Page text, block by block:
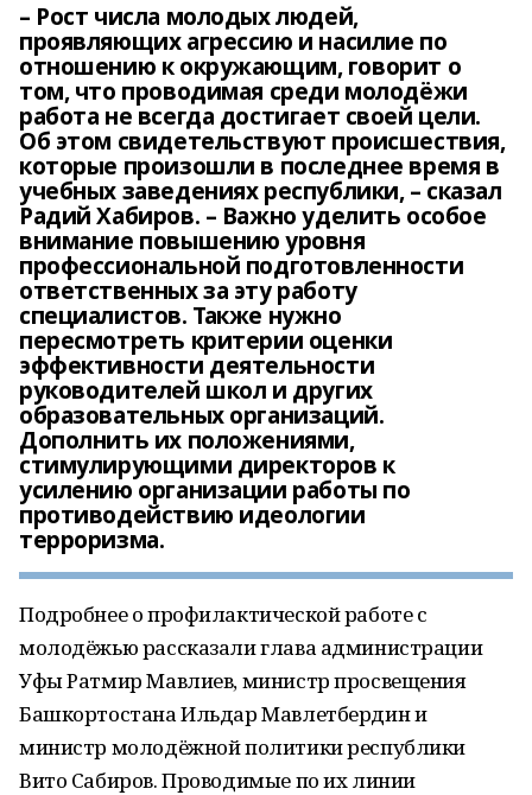
– Рост числа молодых людей,
проявляющих агрессию и насилие по
отношению к окружающим, говорит о
том, что проводимая среди молодёжи
работа не всегда достигает своей цели.
Об этом свидетельствуют происшествия,
которые произошли в последнее время в
учебных заведениях республики, – сказал
Радий Хабиров. – Важно уделить особое
внимание повышению уровня
профессиональной подготовленности
ответственных за эту работу
специалистов. Также нужно
пересмотреть критерии оценки
эффективности деятельности
руководителей школ и других
образовательных организаций.
Дополнить их положениями,
стимулирующими директоров к
усилению организации работы по
противодействию идеологии
терроризма.
Подробнее о профилактической работе с
молодёжью рассказали глава администрации
Уфы Ратмир Мавлиев, министр просвещения
Башкортостана Ильдар Мавлетбердин и
министр молодёжной политики республики
Вито Сабиров. Проводимые по их линии